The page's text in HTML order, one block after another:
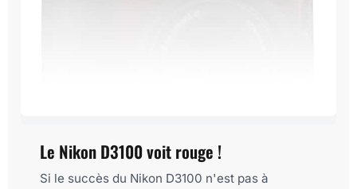
Le Nikon D3100 voit rouge !
Si le succès du Nikon D3100 n'est pas à